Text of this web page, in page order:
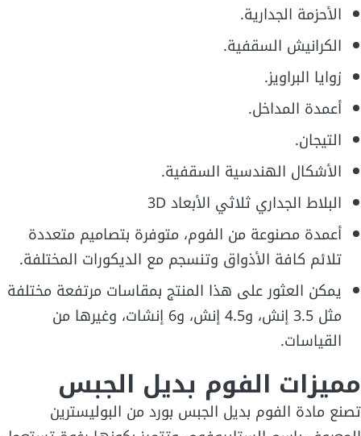
الأحزمة الجدارية.
الكرانيش السقفية.
زوايا البراويز.
أعمدة المداخل.
التيجان.
الأشكال الهندسية السقفية.
البلاط الجداري ثلاثي الأبعاد 3D
أعمدة مصنوعة من الفوم، متوفرة بتصاميم متعددة
تلائم كافة الأذواق وتنسجم مع الديكورات المختلفة.
يمكن العثور على هذا المنتج بمقاسات مرتفعة مختلفة
مثل 3.5 إنش، و4.5 إنش، و6 إنشات، وغيرها من
القياسات.
مميزات الفوم بديل الجبس
تصنع مادة الفوم بديل الجبس بورد من البوليسترين